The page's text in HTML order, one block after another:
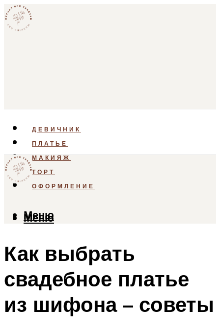
ДЕВИЧНИК
ПЛАТЬЕ
МАКИЯЖ
ТОРТ
ОФОРМЛЕНИЕ
Меню
Меню
Как выбрать
свадебное платье
из шифона – советы